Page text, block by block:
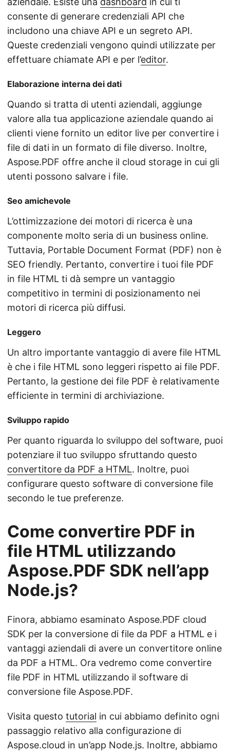
consente di generare credenziali API che
includono una chiave API e un segreto API.
Queste credenziali vengono quindi utilizzate per
effettuare chiamate API e per l’editor.
Elaborazione interna dei dati
Quando si tratta di utenti aziendali, aggiunge
valore alla tua applicazione aziendale quando ai
clienti viene fornito un editor live per convertire i
file di dati in un formato di file diverso. Inoltre,
Aspose.PDF offre anche il cloud storage in cui gli
utenti possono salvare i file.
Seo amichevole
L’ottimizzazione dei motori di ricerca è una
componente molto seria di un business online.
Tuttavia, Portable Document Format (PDF) non è
SEO friendly. Pertanto, convertire i tuoi file PDF
in file HTML ti dà sempre un vantaggio
competitivo in termini di posizionamento nei
motori di ricerca più diffusi.
Leggero
Un altro importante vantaggio di avere file HTML
è che i file HTML sono leggeri rispetto ai file PDF.
Pertanto, la gestione dei file PDF è relativamente
efficiente in termini di archiviazione.
Sviluppo rapido
Per quanto riguarda lo sviluppo del software, puoi
potenziare il tuo sviluppo sfruttando questo
convertitore da PDF a HTML. Inoltre, puoi
configurare questo software di conversione file
secondo le tue preferenze.
Come convertire PDF in
file HTML utilizzando
Aspose.PDF SDK nell’app
Node.js?
Finora, abbiamo esaminato Aspose.PDF cloud
SDK per la conversione di file da PDF a HTML e i
vantaggi aziendali di avere un convertitore online
da PDF a HTML. Ora vedremo come convertire
file PDF in HTML utilizzando il software di
conversione file Aspose.PDF.
Visita questo tutorial in cui abbiamo definito ogni
passaggio relativo alla configurazione di
Aspose.cloud in un’app Node.js. Inoltre, abbiamo